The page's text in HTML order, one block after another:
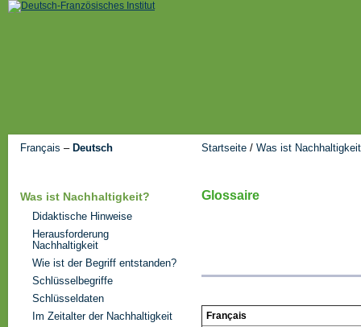
Français – Deutsch
Was ist Nachhaltigkeit?
Didaktische Hinweise
Herausforderung
Nachhaltigkeit
Wie ist der Begriff entstanden?
Schlüsselbegriffe
Schlüsseldaten
Im Zeitalter der Nachhaltigkeit
Startseite / Was ist
Glossaire
Français